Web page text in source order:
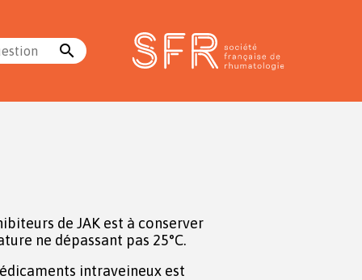
search
de JAK est à conserver
ne dépassant pas 25°C.
intraveineux est